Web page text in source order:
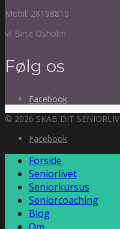
Mobil: 28198810
v/ Birte Osholm
Følg os
Facebook
© 2026 SKAB DIT SENIORLIV
Facebook
Forside
Seniorlivet
Seniorkursus
Seniorcoaching
Blog
Om